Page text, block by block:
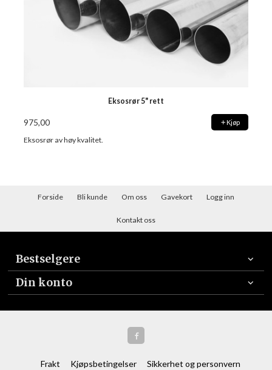
Eksosrør 5" rett
975,00 Kjøp
Eksosrør av høy kvalitet.
Forside Bli kunde Om oss Gavekort Logg inn
Kontakt oss
Bestselgere
Din konto
Frakt Kjøpsbetingelser Sikkerhet og personvern